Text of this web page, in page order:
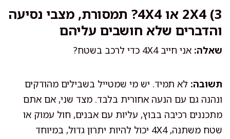
3) 2X4 או 4X4? תמסורת, מצבי נסיעה
והדברים שלא חושבים עליהם
שאלה: אני חייב 4X4 כדי לרכב בשטח?
תשובה: לא תמיד. יש מי שמטייל בשבילים מהודקים
ונהנה גם עם הנעה אחורית בלבד. מצד שני, אם אתם
מתכננים רכיבה בבוץ, עליות עם אבנים, חול עמוק או
שטח משתנה, 4X4 יכול להיות יתרון גדול, במיוחד